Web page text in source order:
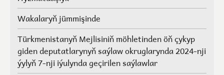
Wakalaryň jümmişinde
Türkmenistanyň Mejlisiniň möhletinden öň çykyp
giden deputatlarynyň saýlaw okruglarynda 2024-nji
ýylyň 7-nji iýulynda geçirilen saýlawlar